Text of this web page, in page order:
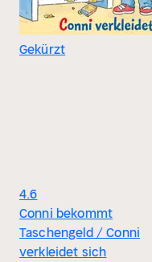
Gekürzt
4.6
Conni bekommt
Taschengeld / Conni
verkleidet sich